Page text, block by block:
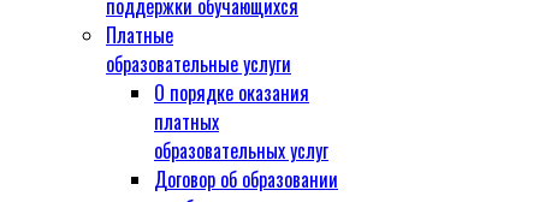
Платные
образовательные услуги
О порядке оказания
платных
образовательных услуг
Договор об образовании